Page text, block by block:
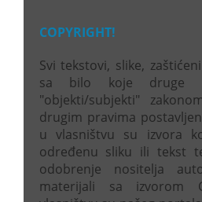
COPYRIGHT!
Svi tekstovi, slike,
sa bilo koje druge
"objekti/subjekti"
drugim pravima
u vlasništvu su izvora
određenu sliku ili tekst
odobrenje nositelja
materijali sa izvorom